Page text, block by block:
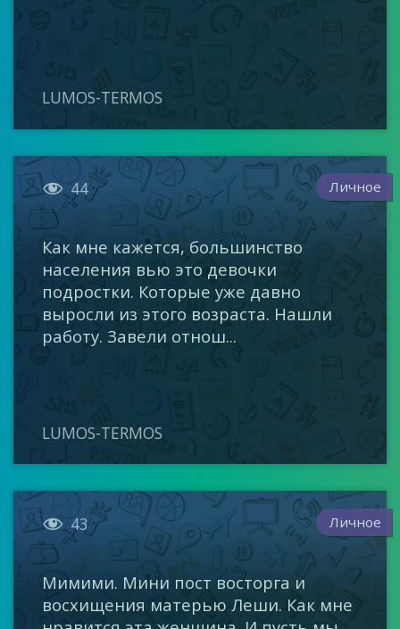
LUMOS-TERMOS
 44 Личное
Как мне кажется, большинство
населения вью это девочки
подростки. Которые уже давно
выросли из этого возраста. Нашли
работу. Завели отнош...
LUMOS-TERMOS
 43 Личное
Мимими. Мини пост восторга и
восхищения матерью Леши. Как мне